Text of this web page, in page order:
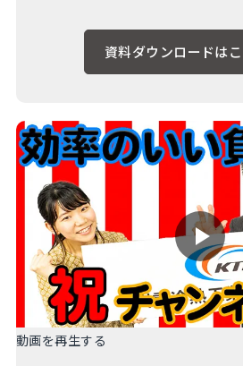
資料ダウンロードは
動画を再生する